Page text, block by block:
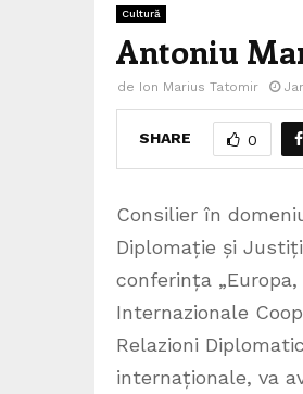
Cultură
Antoniu
de Ion Marius Tatomir
SHARE 0
Consilier în
Diplomație și
conferința
Internazionale
Relazioni
internaționale, va